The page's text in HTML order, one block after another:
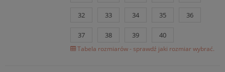
32 33 34 35 36
37 38 39 40
Tabela rozmiarów - sprawdź jaki rozmiar wybrać.